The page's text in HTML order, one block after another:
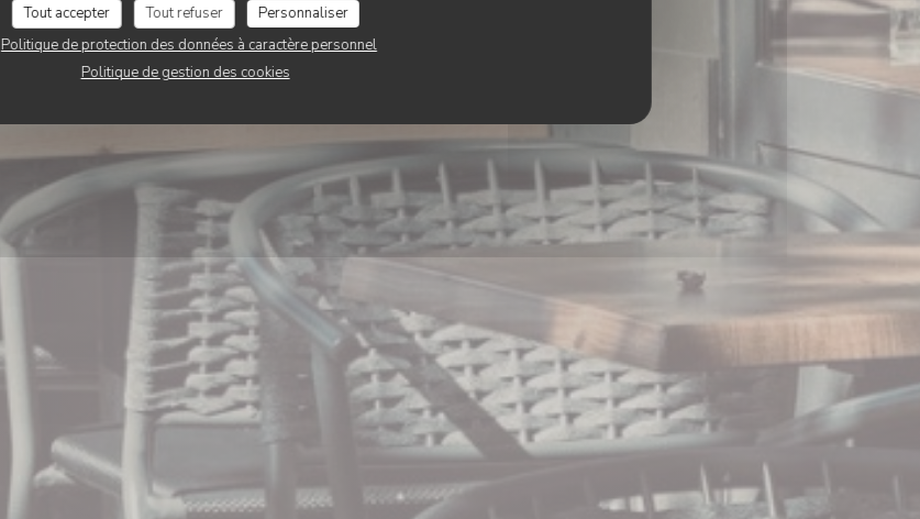
Tout accepter Tout refuser
Personnaliser
Politique de protection des données à caractère personnel
Politique de gestion des cookies
RÉSERVER